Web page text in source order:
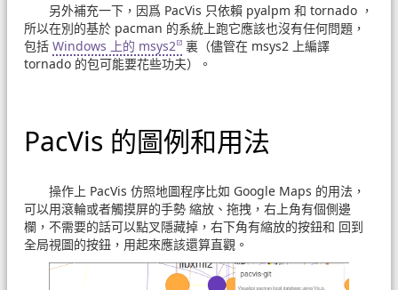
另外補充一下，因爲 PacVis 只依賴 pyalpm 和 tornado ，
所以在別的基於 pacman 的系統上跑它應該也沒有任何問題，
包括 Windows 上的 msys2
裏（儘管在 msys2 上編譯
tornado 的包可能要花些功夫）。
PacVis 的圖例和用法
操作上 PacVis 仿照地圖程序比如 Google Maps 的用法，
可以用滾輪或者觸摸屏的手勢 縮放、拖拽，右上角有個側邊
欄，不需要的話可以點叉隱藏掉，右下角有縮放的按鈕和 回到
全局視圖的按鈕，用起來應該還算直觀。